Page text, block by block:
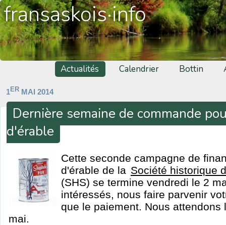
fransaskois·info
Actualités Calendrier Bottin
1ER MAI 2014
Dernière semaine de commande
d'érable
Cette seconde campagne de
d'érable de la Société historique
(SHS) se termine vendredi le 2
intéressés, nous faire parvenir
que le paiement. Nous attendons
mai.